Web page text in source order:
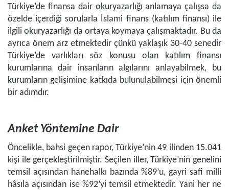
Türkiye’de finansa dair okuryazarlığı anlamaya çalışsa da
özelde içerdiği sorularla İslami finans (katılım finansı) ile
ilgili okuryazarlığı da ortaya koymaya çalışmaktadır. Bu da
ayrıca önem arz etmektedir çünkü yaklaşık 30-40 senedir
Türkiye’de varlıkları söz konusu olan katılım finansı
kurumlarına dair insanların algılarını anlayabilmek, bu
kurumların gelişimine katkıda bulunulabilmesi için önemli
bir adımdır.
Anket Yöntemine Dair
Öncelikle, bahsi geçen rapor, Türkiye’nin 49 ilinden 15.041
kişi ile gerçekleştirilmiştir. Seçilen iller, Türkiye’nin genelini
temsil açısından hanehalkı bazında %89’u, gayri safi milli
hâsıla açısından ise %92’yi temsil etmektedir. Yani her ne